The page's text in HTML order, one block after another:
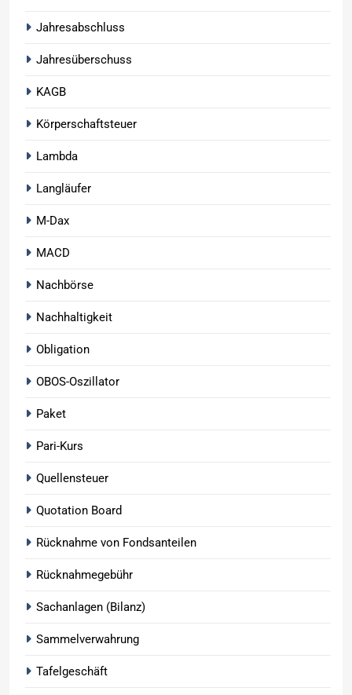
Jahresabschluss
Jahresüberschuss
KAGB
Körperschaftsteuer
Lambda
Langläufer
M-Dax
MACD
Nachbörse
Nachhaltigkeit
Obligation
OBOS-Oszillator
Paket
Pari-Kurs
Quellensteuer
Quotation Board
Rücknahme von Fondsanteilen
Rücknahmegebühr
Sachanlagen (Bilanz)
Sammelverwahrung
Tafelgeschäft